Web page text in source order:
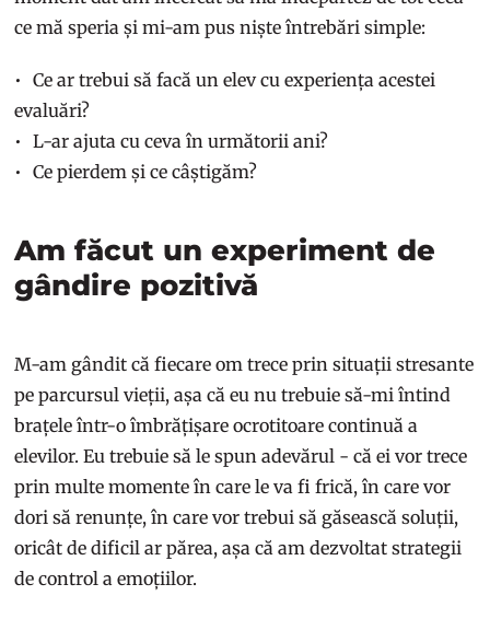
ce mă speria și mi-am pus niște întrebări simple:
Ce ar trebui să facă un elev cu experiența acestei
evaluări?
L-ar ajuta cu ceva în următorii ani?
Ce pierdem și ce câștigăm?
Am făcut un experiment de
gândire pozitivă
M-am gândit că fiecare om trece prin situații stresante
pe parcursul vieții, așa că eu nu trebuie să-mi întind
brațele într-o îmbrățișare ocrotitoare continuă a
elevilor. Eu trebuie să le spun adevărul - că ei vor trece
prin multe momente în care le va fi frică, în care vor
dori să renunțe, în care vor trebui să găsească soluții,
oricât de dificil ar părea, așa că am dezvoltat strategii
de control a emoțiilor.